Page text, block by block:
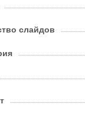
слайдов